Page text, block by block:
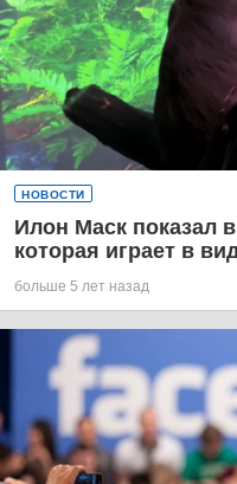
НОВОСТИ
Илон Маск показал
которая играет в
больше 5 лет назад